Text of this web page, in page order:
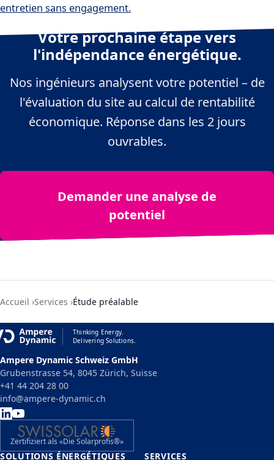
entretien sans engagement.
Votre prochaine étape vers
l'indépendance énergétique.
Nos ingénieurs analysent votre potentiel – de
l'évaluation du site au calcul de rentabilité
économique. Réponse dans les 2 jours
ouvrables.
Demander une analyse de
potentiel
Accueil Services Étude préalable
Thinking Energy.
Delivering Solutions.
Ampere Dynamic Schweiz GmbH
Grubenstrasse 54, 8045 Zürich, Suisse
+41 44 204 28 00
info@ampere-dynamic.ch
Zertifiziert als «Die Solarprofis®»
SOLUTIONS ÉNERGÉTIQUES
SERVICES